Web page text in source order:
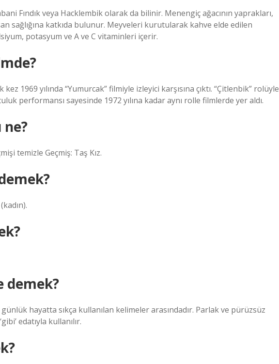
Fındık veya Hacklembik olarak da bilinir. Menengiç ağacının yaprakları,
sağlığına katkıda bulunur. Meyveleri kurutularak kahve elde edilen
potasyum ve A ve C vitaminleri içerir.
1969 yılında “Yumurcak” filmiyle izleyici karşısına çıktı. “Çitlenbik” rolüyle
performansı sayesinde 1972 yılına kadar aynı rolle filmlerde yer aldı.
ne?
temizle Geçmiş: Taş Kız.
demek?
hayatta sıkça kullanılan kelimeler arasındadır. Parlak ve pürüzsüz
edatıyla kullanılır.